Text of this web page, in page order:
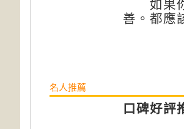
如果你
善。都應
名人推薦
口碑好評